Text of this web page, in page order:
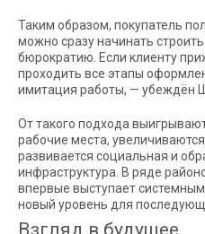
Таким образом, покупатель
можно сразу начинать
бюрократию. Если клиенту
проходить все этапы
имитация работы, — убеждён
От такого подхода
рабочие места,
развивается социальная и
инфраструктура. В ряде
впервые выступает
новый уровень для
Взгляд в будущее